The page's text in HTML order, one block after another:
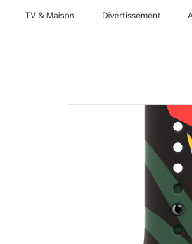
TV & Maison Divertissements